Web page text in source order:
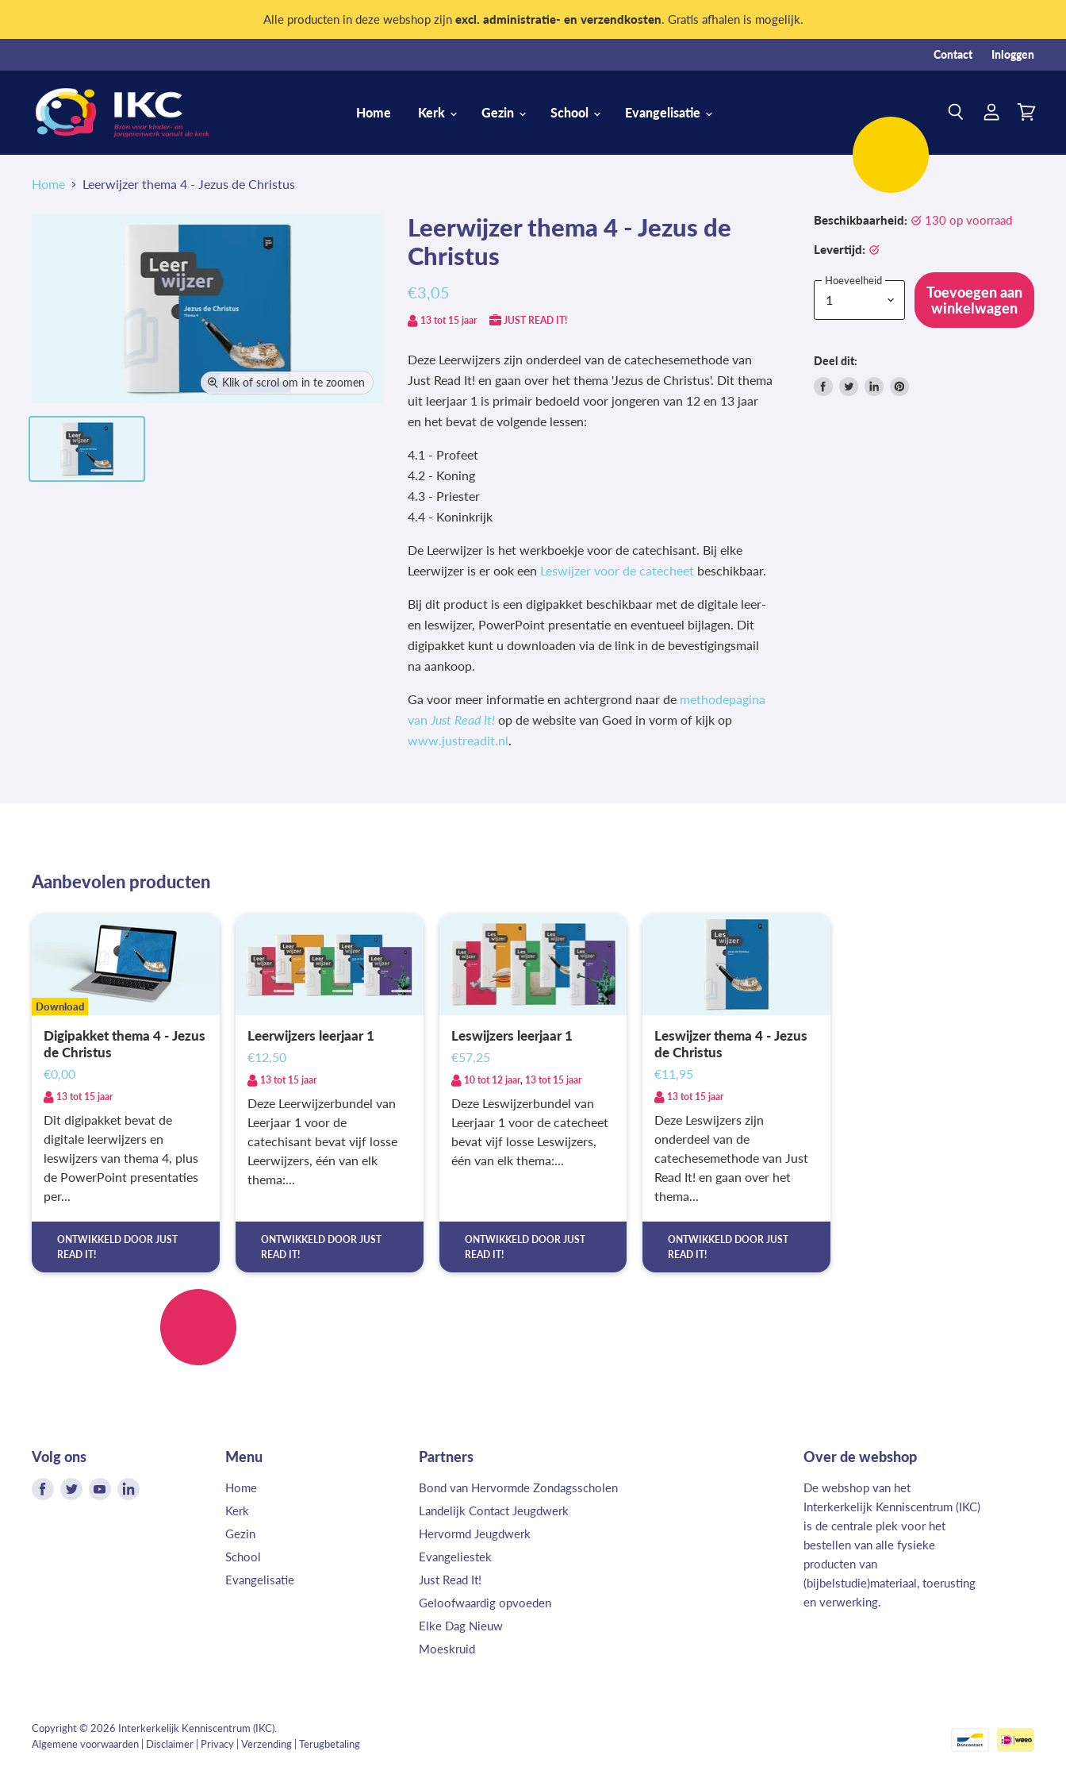
Alle producten in deze webshop zijn excl. administratie- en verzendkosten. Gratis afhalen is mogelijk.
Contact Inloggen
Home Kerk Gezin School Evangelisatie
Home Leerwijzer thema 4 - Jezus de Christus
Klik of scrol om in te zoomen
Leerwijzer thema 4 - Jezus de
Christus
€3,05
13 tot 15 jaar JUST READ IT!
Deze Leerwijzers zijn onderdeel van de catechesemethode van
Just Read It! en gaan over het thema 'Jezus de Christus'. Dit thema
uit leerjaar 1 is primair bedoeld voor jongeren van 12 en 13 jaar
en het bevat de volgende lessen:
4.1 - Profeet
4.2 - Koning
4.3 - Priester
4.4 - Koninkrijk
De Leerwijzer is het werkboekje voor de catechisant. Bij elke
Leerwijzer is er ook een Leswijzer voor de catecheetbeschikbaar.
Bij dit product is een digipakket beschikbaar met de digitale leer-
en leswijzer, PowerPoint presentatie en eventueel bijlagen. Dit
digipakket kunt u downloaden via de link in de bevestigingsmail
na aankoop.
Ga voor meer informatie en achtergrond naar de methodepagina
van Just Read It!op de website van Goed in vorm of kijk op
www.justreadit.nl.
Beschikbaarheid: 130 op voorraad
Levertijd:
Hoeveelheid
Toevoegen aan
winkelwagen
Deel dit:
Delen TweetDeel
Pin
Aanbevolen producten
Download
Digipakket thema 4 - Jezus
de Christus
€0,00
13 tot 15 jaar
Dit digipakket bevat de
digitale leerwijzers en
leswijzers van thema 4, plus
de PowerPoint presentaties
per...
ONTWIKKELD DOOR JUST
READ IT!
Leerwijzers leerjaar 1
€12,50
13 tot 15 jaar
Deze Leerwijzerbundel van
Leerjaar 1 voor de
catechisant bevat vijf losse
Leerwijzers, één van elk
thema:...
ONTWIKKELD DOOR JUST
READ IT!
Leswijzers leerjaar 1
€57,25
10 tot 12 jaar, 13 tot 15 jaar
Deze Leswijzerbundel van
Leerjaar 1 voor de catecheet
bevat vijf losse Leswijzers,
één van elk thema:...
ONTWIKKELD DOOR JUST
READ IT!
Leswijzer thema 4 - Jezus
de Christus
€11,95
13 tot 15 jaar
Deze Leswijzers zijn
onderdeel van de
catechesemethode van Just
Read It! en gaan over het
thema...
ONTWIKKELD DOORJUST
READ IT!
Volg ons
Vind Vind Vind Vind
Menu
Home
Kerk
Gezin
School
Evangelisatie
Partners
Bond van Hervormde Zondagsscholen
Landelijk Contact Jeugdwerk
Hervormd Jeugdwerk
Evangeliestek
Just Read It!
Geloofwaardig opvoeden
Elke Dag Nieuw
Moeskruid
Over de webshop
De webshop van het
Interkerkelijk Kenniscentrum (IKC)
is de centrale plek voor het
bestellen van alle fysieke
producten van
(bijbelstudie)materiaal, toerusting
en verwerking.
Copyright © 2026 Interkerkelijk Kenniscentrum (IKC).
Algemene voorwaarden
Disclaimer Privacy Verzending Terugbetaling